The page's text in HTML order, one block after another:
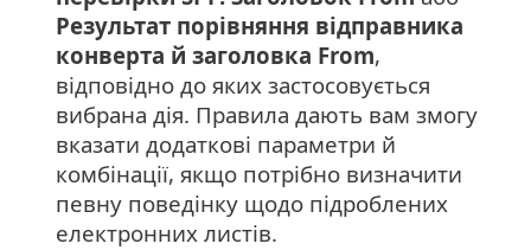
Результат порівняння відправника
конверта й заголовка From,
відповідно до яких застосовується
вибрана дія. Правила дають вам змогу
вказати додаткові параметри й
комбінації, якщо потрібно визначити
певну поведінку щодо підроблених
електронних листів.